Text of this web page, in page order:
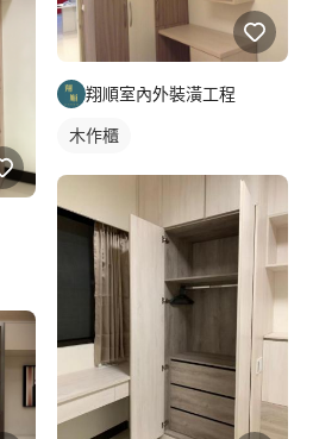
翔順室內外裝潢工程
木作櫃